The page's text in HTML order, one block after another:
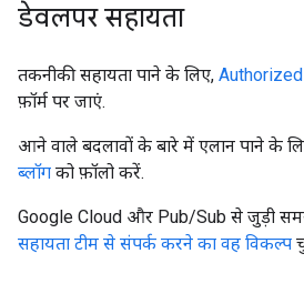
डेवलपर सहायता
तकनीकी सहायता पाने के लिए,
फ़ॉर्म पर जाएं.
आने वाले बदलावों के बारे में एलान पाने के
ब्लॉग को फ़ॉलो करें.
Google Cloud और Pub/Sub से जुड़ी
सहायता टीम से संपर्क करने का वह विकल्प